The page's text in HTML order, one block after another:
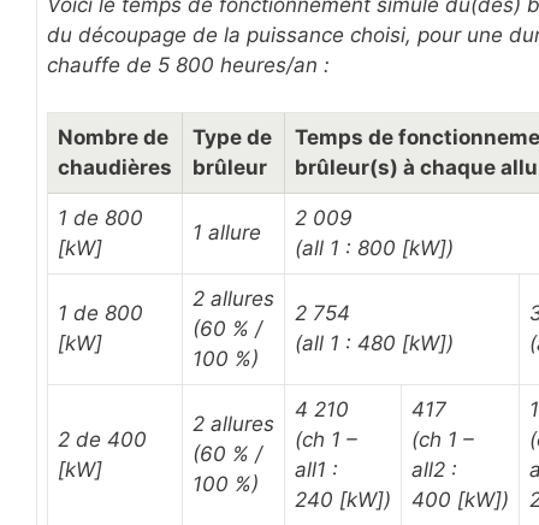
Voici le temps de fonctionnement simulé du(des)
du découpage de la puissance choisi, pour une
chauffe de 5 800 heures/an :
Nombre de
chaudières
Type de
brûleur
Temps de
brûleur(s) à chaque
1 de 800
[kW]
1 allure
2 009
(all 1 : 800 [kW])
1 de 800
[kW]
2 allures
(60 % /
100 %)
2 754
(all 1 : 480 [kW])
2 de 400
[kW]
2 allures
(60 % /
100 %)
4 210
(ch 1 –
all1 :
240 [kW])
417
(ch 1 –
all2 :
400 [kW])